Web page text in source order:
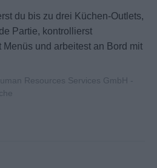
du bis zu drei Küchen-Outlets,
Partie, kontrollierst
und arbeitest an Bord mit
Resources Services GmbH -